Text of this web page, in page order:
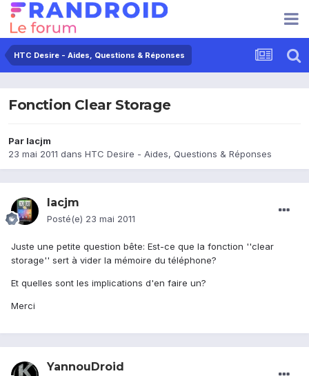
HTC Desire - Aides, Questions & Réponses
Fonction Clear Storage
Par lacjm
23 mai 2011 dans HTC Desire - Aides, Questions & Réponses
lacjm
Posté(e) 23 mai 2011
Juste une petite question bête: Est-ce que la fonction ''clear
storage'' sert à vider la mémoire du téléphone?
Et quelles sont les implications d'en faire un?
Merci
YannouDroid